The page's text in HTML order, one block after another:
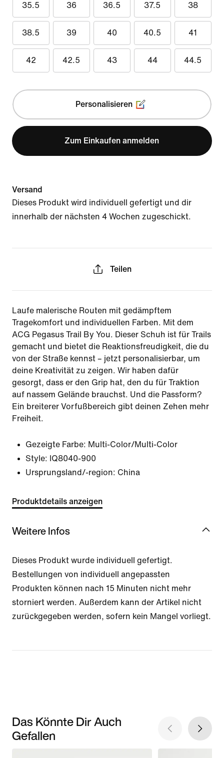
35.5 36 36.5 37.5 38
38.5 39 40 40.5 41
42 42.5 43 44 44.5
Personalisieren
Zum Einkaufen anmelden
Versand
Dieses Produkt wird individuell gefertigt und dir
innerhalb der nächsten 4 Wochen zugeschickt.
Teilen
Laufe malerische Routen mit gedämpftem
Tragekomfort und individuellen Farben. Mit dem
ACG Pegasus Trail By You. Dieser Schuh ist für Trails
gemacht und bietet die Reaktionsfreudigkeit, die du
von der Straße kennst – jetzt personalisierbar, um
deine Kreativität zu zeigen. Wir haben dafür
gesorgt, dass er den Grip hat, den du für Traktion
auf nassem Gelände brauchst. Und die Passform?
Ein breiterer Vorfußbereich gibt deinen Zehen mehr
Freiheit.
Gezeigte Farbe: Multi-Color/Multi-Color
Style: IQ8040-900
Ursprungsland/-region: China
Produktdetails anzeigen
Weitere Infos
Dieses Produkt wurde individuell gefertigt.
Bestellungen von individuell angepassten
Produkten können nach 15 Minuten nicht mehr
storniert werden. Außerdem kann der Artikel nicht
zurückgegeben werden, sofern kein Mangel vorliegt.
Das Könnte Dir Auch
Gefallen